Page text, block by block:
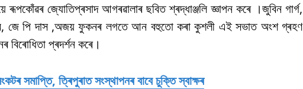
জ্যোতিপ্ৰসাদ আগৰৱালাৰ ছবিত শ্ৰদ্ধাঞ্জলি জ্ঞাপন কৰে ।জুবিন গাৰ্গ,
জে পি দাস ,অজয় ফুকনৰ লগতে আন বহুতো কৰা কুশলী এই সভাত অংশ গ্ৰহণ
প্ৰদৰ্শন কৰে।
সমাপ্তি, ত্ৰিপুৰাত সংস্থাপনৰ বাবে চুক্তি স্বাক্ষৰ